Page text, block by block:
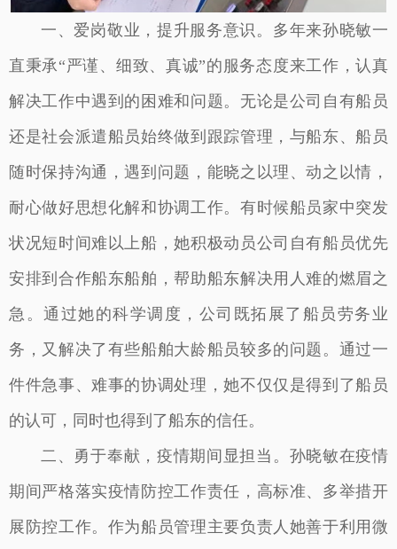
一、爱岗敬业，提升服务意识。多年来孙晓敏一
直秉承“严谨、细致、真诚”的服务态度来工作，认真
解决工作中遇到的困难和问题。无论是公司自有船员
还是社会派遣船员始终做到跟踪管理，与船东、船员
随时保持沟通，遇到问题，能晓之以理、动之以情，
耐心做好思想化解和协调工作。有时候船员家中突发
状况短时间难以上船，她积极动员公司自有船员优先
安排到合作船东船舶，帮助船东解决用人难的燃眉之
急。通过她的科学调度，公司既拓展了船员劳务业
务，又解决了有些船舶大龄船员较多的问题。通过一
件件急事、难事的协调处理，她不仅仅是得到了船员
的认可，同时也得到了船东的信任。
二、勇于奉献，疫情期间显担当。孙晓敏在疫情
期间严格落实疫情防控工作责任，高标准、多举措开
展防控工作。作为船员管理主要负责人她善于利用微